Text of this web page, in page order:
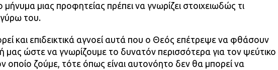
μήνυμα μιας προφητείας πρέπει να γνωρίζει στοιχειωδώς τι
γύρω του.
και επιδεικτικά αγνοεί αυτά που ο Θεός επέτρεψε να φθάσουν
μας ώστε να γνωρίζουμε το δυνατόν περισσότερα για τον ψεύτικο
οποίο ζούμε, τότε όπως είναι αυτονόητο δεν θα μπορεί να